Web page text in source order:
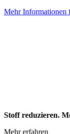
Mehr Informationen
Stoff reduzieren.
Mehr erfahren